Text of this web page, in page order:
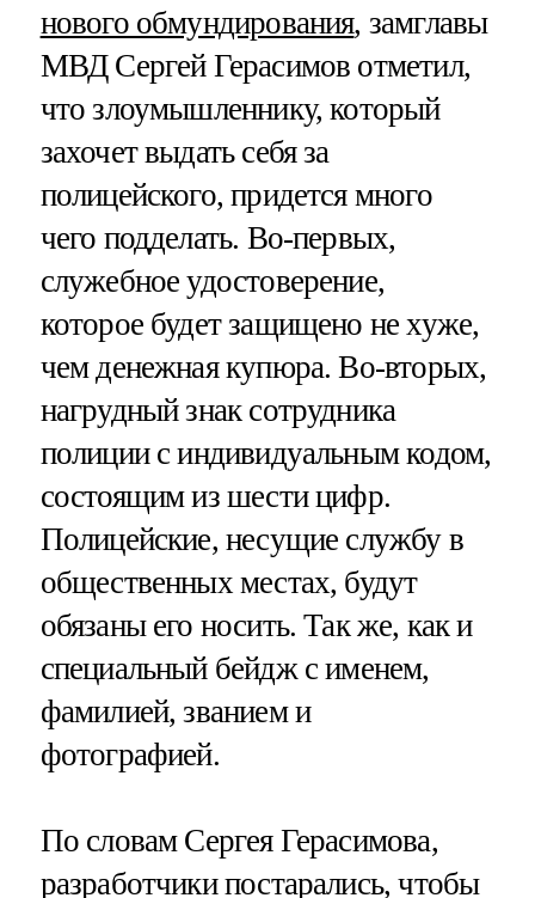
нового обмундирования, замглавы
МВД Сергей Герасимов отметил,
что злоумышленнику, который
захочет выдать себя за
полицейского, придется много
чего подделать. Во-первых,
служебное удостоверение,
которое будет защищено не хуже,
чем денежная купюра. Во-вторых,
нагрудный знак сотрудника
полиции с индивидуальным кодом,
состоящим из шести цифр.
Полицейские, несущие службу в
общественных местах, будут
обязаны его носить. Так же, как и
специальный бейдж с именем,
фамилией, званием и
фотографией.
По словам Сергея Герасимова,
разработчики постарались, чтобы